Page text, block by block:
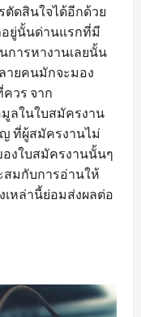
ดสินใจได้อีกด้วย
ยู่นั้นด่านแรกที่มี
การหางานเลยนั้น
ายคนมักจะมอง
วร จาก
ลในใบสมัครงาน
ที่ผู้สมัครงานไม่
งใบสมัครงานนั้นๆ
มกับการอ่านให้
เหล่านี้ย่อมส่งผลต่อ